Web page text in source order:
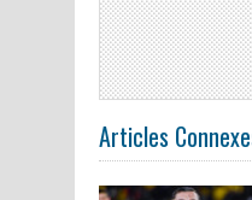
Articles